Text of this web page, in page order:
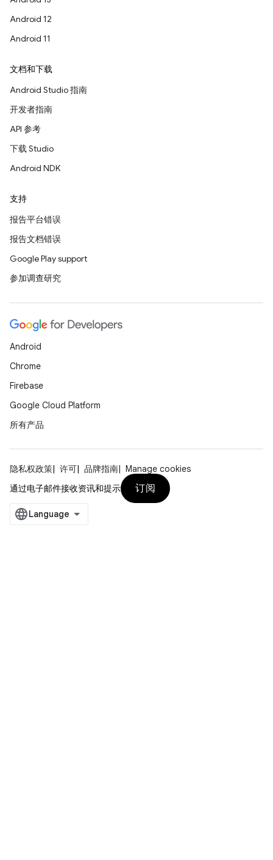
Android 12
Android 11
文档和下载
Android Studio 指南
开发者指南
API 参考
下载 Studio
Android NDK
支持
报告平台错误
报告文档错误
Google Play support
参加调查研究
Android
Chrome
Firebase
Google Cloud Platform
所有产品
隐私权政策 许可 品牌指南
Manage cookies
通过电子邮件接收资讯和提示
订阅